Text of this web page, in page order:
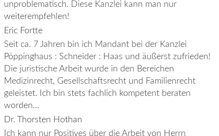
unproblematisch. Diese Kanzlei kann man nur
weiterempfehlen!
Eric Fortte
Seit ca. 7 Jahren bin ich Mandant bei der Kanzlei
Pöppinghaus : Schneider : Haas und äußerst zufrieden!
Die juristische Arbeit wurde in den Bereichen
Medizinrecht, Gesellschaftsrecht und Familienrecht
geleistet. Ich bin stets fachlich kompetent beraten
worden…
Dr. Thorsten Hothan
Ich kann nur Positives über die Arbeit von Herrn